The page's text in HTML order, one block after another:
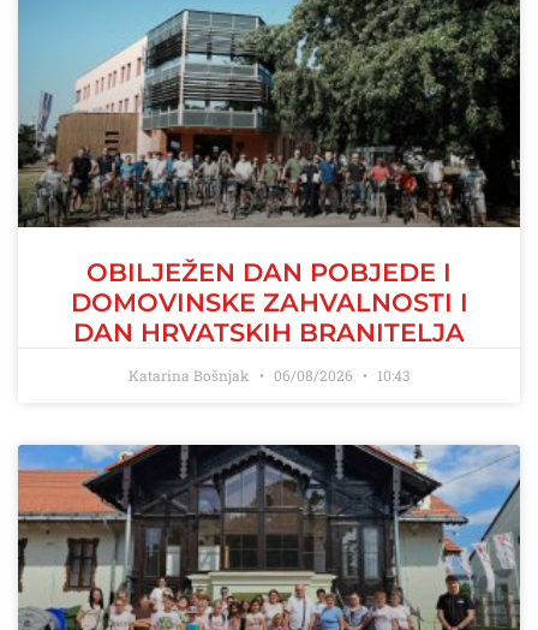
OBILJEŽEN DAN POBJEDE I
DOMOVINSKE ZAHVALNOSTI I
DAN HRVATSKIH BRANITELJA
Katarina Bošnjak 06/08/2026 10:43